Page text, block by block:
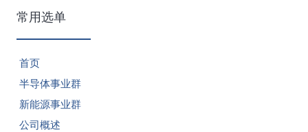
常用选单
首页
半导体事业群
新能源事业群
公司概述